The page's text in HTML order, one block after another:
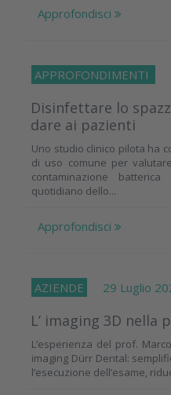
Approfondisci
APPROFONDIMENTI
Disinfettare lo
dare ai pazienti
Uno studio clinico pilota ha
di uso comune per
contaminazione
quotidiano dello...
Approfondisci
AZIENDE 29 Luglio
L’ imaging 3D nella
L’esperienza del prof.
imaging Dürr Dental:
l’esecuzione dell’esame,